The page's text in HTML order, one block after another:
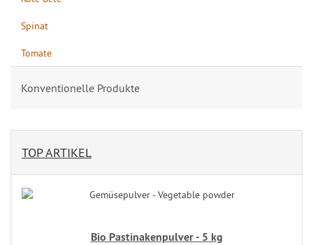
Spinat
Tomate
Konventionelle Produkte
TOP ARTIKEL
Bio Pastinakenpulver - 5 kg